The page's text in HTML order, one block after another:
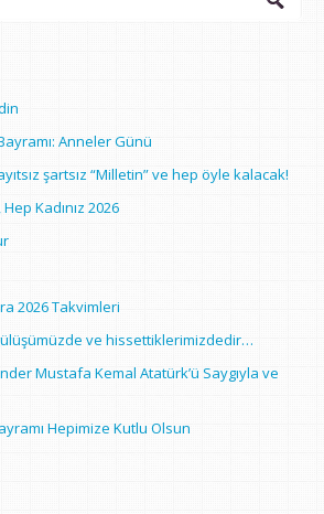
Anneler Günü
şartsız “Milletin” ve hep öyle kalacak!
Kadınız 2026
2026 Takvimleri
ve hissettiklerimizdedir…
Mustafa Kemal Atatürk’ü Saygıyla ve
Hepimize Kutlu Olsun